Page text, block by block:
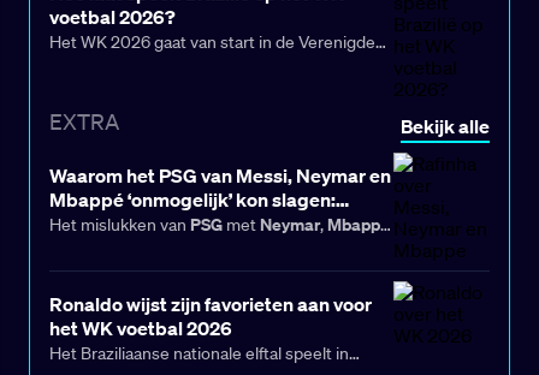
Daarmee is Brazilië wederom een land om
rekening mee te houden op het grootste
voetbal 2026?
Het WK 2026 gaat van start in de Verenigde
podium. De Seleção geldt opnieuw als één van
een selectie vol kwaliteit en flair is dat
allesbehalve verrassend.
EXTRA Bekijk alle
Waarom het PSG van Messi, Neymar en
Mbappé ‘onmogelijk’ kon slagen:
Rafinha Alcântara legt uit
Het mislukken van PSG met Neymar, Mbappé
maar eens het bewijs dat het samenbrengen
van veel sterren in een voetbalteam lang niet
altijd de beste strategie is. De Braziliaan
Rafinha Alcântara, die twee jaar bij de Parijse
Ronaldo wijst zijn favorieten aan voor
het WK voetbal 2026
Het Braziliaanse nationale elftal speelt in